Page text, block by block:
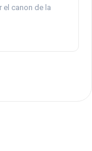
el canon de la